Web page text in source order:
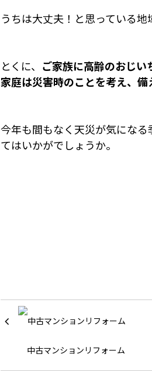
うちは大丈夫！と思っている
とくに、 ご家族に高齢のおじ
家庭は災害時のことを考え、備
今年も間もなく天災が気にな
てはいかがでしょうか。
中古マンションリフォーム